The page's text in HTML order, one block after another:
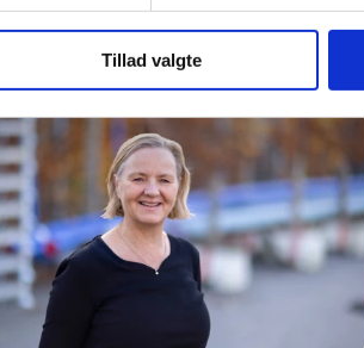
Tillad valgte